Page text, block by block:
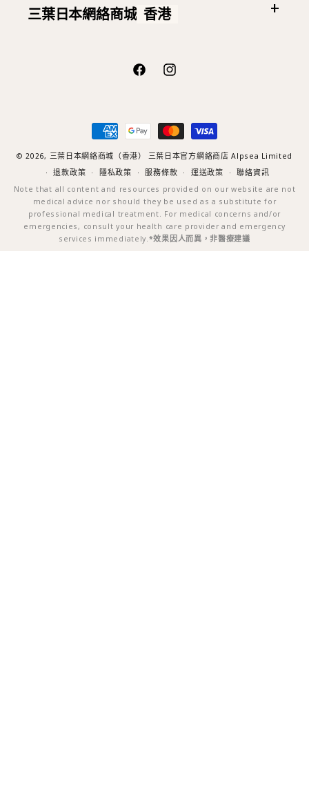
三葉日本網絡商城 香港
FacebookInstagram
付
款
方
© 2026, 三葉日本網絡商城（香港）
三葉日本官方網絡商店 Alpsea Limited
退款政策
隱私政策 服務條款 運送政策
聯絡資訊
Note that all content and resources provided on our website are not
medical advice nor should they be used as a substitute for
professional medical treatment. For medical concerns and/or
emergencies, consult your health care provider and emergency
services immediately.*效果因人而異，非醫療建議